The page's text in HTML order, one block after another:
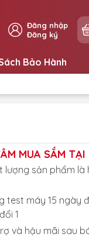
Đăng nhập
Đăng ký
Bảo Hành
MUA SẮM TẠI
lượng sản phẩm là
test máy 15 ngày
1
và hậu mãi sau